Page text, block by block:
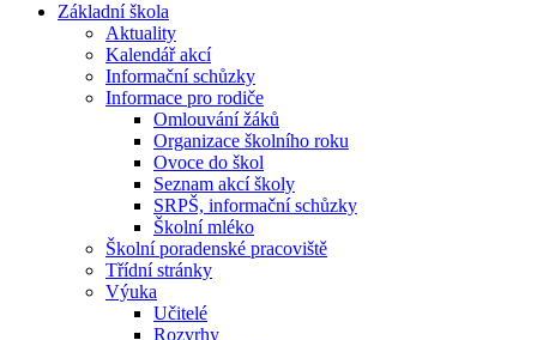
Základní škola
Aktuality
Kalendář akcí
Informační schůzky
Informace pro rodiče
Omlouvání žáků
Organizace školního roku
Ovoce do škol
Seznam akcí školy
SRPŠ, informační schůzky
Školní mléko
Školní poradenské pracoviště
Třídní stránky
Výuka
Učitelé
Rozvrhy